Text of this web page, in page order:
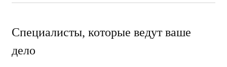
Специалисты, которые ведут ваше
дело